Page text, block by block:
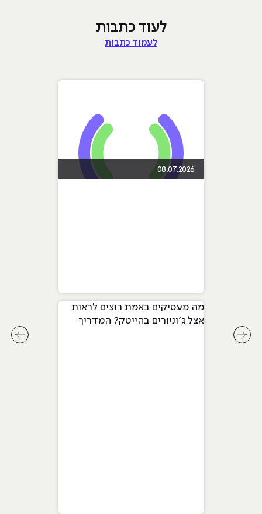
לעוד כתבות
לעמוד כתבות
08.07.2026
מה מעסיקים באמת רוצים לראות
אצל ג׳וניורים בהייטק? המדריך
לחץ לחץ לשיקופית קודמת בסליידר מאמרים